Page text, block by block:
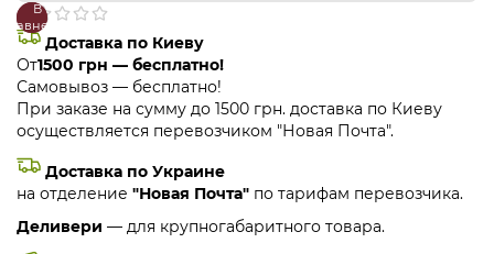
В
закладки
В
сравнение
Доставка по Киеву
От1500 грн — бесплатно!
Самовывоз — бесплатно!
При заказе на сумму до 1500 грн. доставка по Киеву
осуществляется перевозчиком "Новая Почта".
Доставка по Украине
на отделение "Новая Почта" по тарифам перевозчика.
Деливери — для крупногабаритного товара.